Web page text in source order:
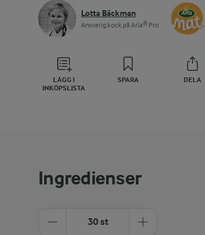
Lotta Bäckman
Ansvarig kock på Arla® Pro
LÄGG I
INKÖPSLISTA
SPARA DELA
Ingredienser
30 st